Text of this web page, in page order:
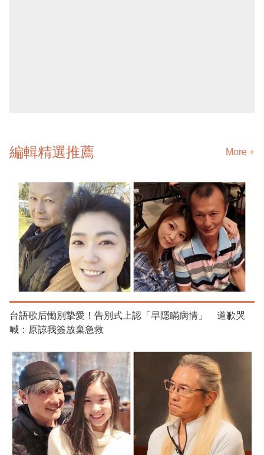
編輯精選推薦 More +
台語歌后慟別摯愛！告別式上認「早隱瞞病情」 道歉哭
喊：原諒我簽放棄急救